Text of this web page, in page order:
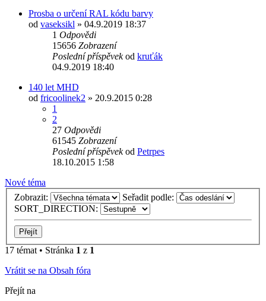
Prosba o určení RAL kódu barvy
od vaseksikl » 04.9.2019 18:37
1 Odpovědi
15656 Zobrazení
Poslední příspěvekod kruťák
04.9.2019 18:40
140 let MHD
od fricoolinek2 » 20.9.2015 0:28
1
2
27 Odpovědi
61545 Zobrazení
Poslední příspěvekod Petrpes
18.10.2015 1:58
Nové téma
Zobrazit:
Seřadit podle:
SORT_DIRECTION:
17 témat • Stránka 1 z 1
Vrátit se na Obsah fóra
Přejít na